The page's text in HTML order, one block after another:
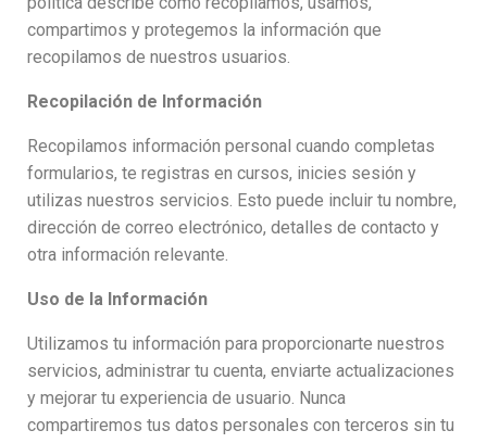
compartimos y protegemos la información que
recopilamos de nuestros usuarios.
Recopilación de Información
Recopilamos información personal cuando completas
formularios, te registras en cursos, inicies sesión y
utilizas nuestros servicios. Esto puede incluir tu nombre,
dirección de correo electrónico, detalles de contacto y
otra información relevante.
Uso de la Información
Utilizamos tu información para proporcionarte nuestros
servicios, administrar tu cuenta, enviarte actualizaciones
y mejorar tu experiencia de usuario. Nunca
compartiremos tus datos personales con terceros sin tu